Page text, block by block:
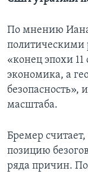
По мнению
политическими
«конец эпохи
экономика, а
безопасность»,
масштаба.
Бремер
позицию
ряда причин.